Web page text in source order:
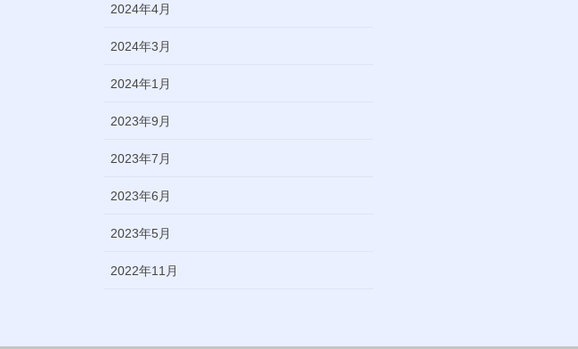
2024年4月
2024年3月
2024年1月
2023年9月
2023年7月
2023年6月
2023年5月
2022年11月